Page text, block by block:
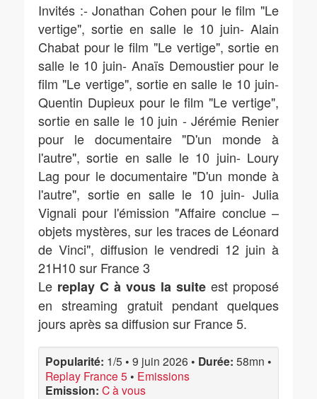
Invités :- Jonathan Cohen pour le film "Le
vertige", sortie en salle le 10 juin- Alain
Chabat pour le film "Le vertige", sortie en
salle le 10 juin- Anaïs Demoustier pour le
film "Le vertige", sortie en salle le 10 juin-
Quentin Dupieux pour le film "Le vertige",
sortie en salle le 10 juin - Jérémie Renier
pour le documentaire "D'un monde à
l'autre", sortie en salle le 10 juin- Loury
Lag pour le documentaire "D'un monde à
l'autre", sortie en salle le 10 juin- Julia
Vignali pour l'émission "Affaire conclue –
objets mystères, sur les traces de Léonard
de Vinci", diffusion le vendredi 12 juin à
21H10 sur France 3
Le replay C à vous la suite est proposé
en streaming gratuit pendant quelques
jours après sa diffusion sur France 5.
Popularité: 1/5 • 9 juin 2026 • Durée: 58mn •
Replay France 5 • Emissions
Emission: C à vous